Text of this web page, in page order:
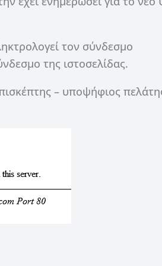
τον σύνδεσμο
της ιστοσελίδας.
– υποψήφιος